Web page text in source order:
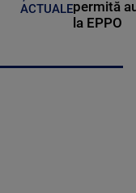
ACTUALEpermită
la EPPO